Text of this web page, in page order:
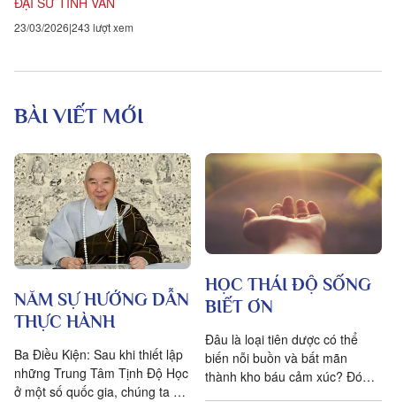
23/03/2026 243 lượt xem
BÀI VIẾT MỚI
NĂM SỰ HƯỚNG DẪN
THỰC HÀNH
Ba Điều Kiện: Sau khi thiết lập
những Trung Tâm Tịnh Độ Học
ở một số quốc gia, chúng ta đặt
HỌC THÁI ĐỘ SỐNG
BIẾT ƠN
Đâu là loại tiên dược có thể
biến nỗi buồn và bất mãn
thành kho báu cảm xúc? Đó